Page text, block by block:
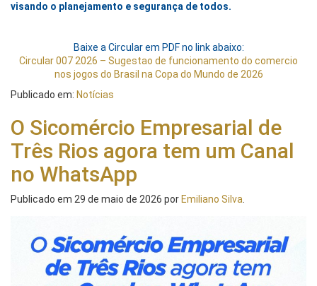
visando o planejamento e segurança de todos.
Baixe a Circular em PDF no link abaixo:
Circular 007 2026 – Sugestao de funcionamento do comercio
nos jogos do Brasil na Copa do Mundo de 2026
Publicado em: Notícias
O Sicomércio Empresarial de
Três Rios agora tem um Canal
no WhatsApp
Publicado em 29 de maio de 2026 por Emiliano Silva.